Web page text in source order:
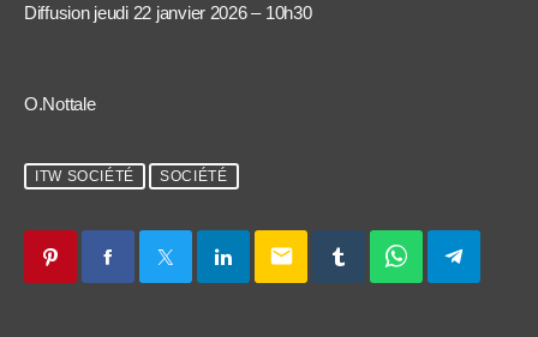
Diffusion jeudi 22 janvier 2026 – 10h30
O.Nottale
ITW SOCIÉTÉ SOCIÉTÉ
email